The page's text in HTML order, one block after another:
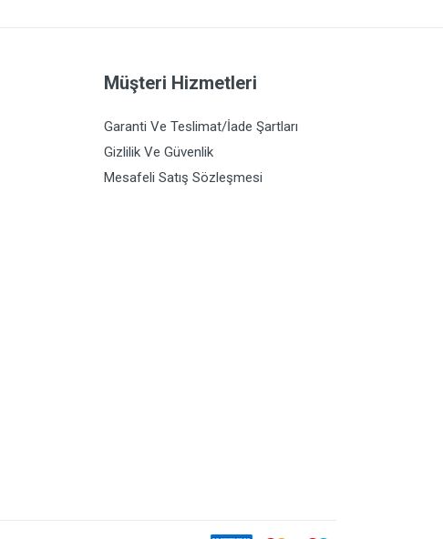
Müşteri Hizmetleri
Garanti Ve Teslimat/İade Şartları
Gizlilik Ve Güvenlik
Mesafeli Satış Sözleşmesi